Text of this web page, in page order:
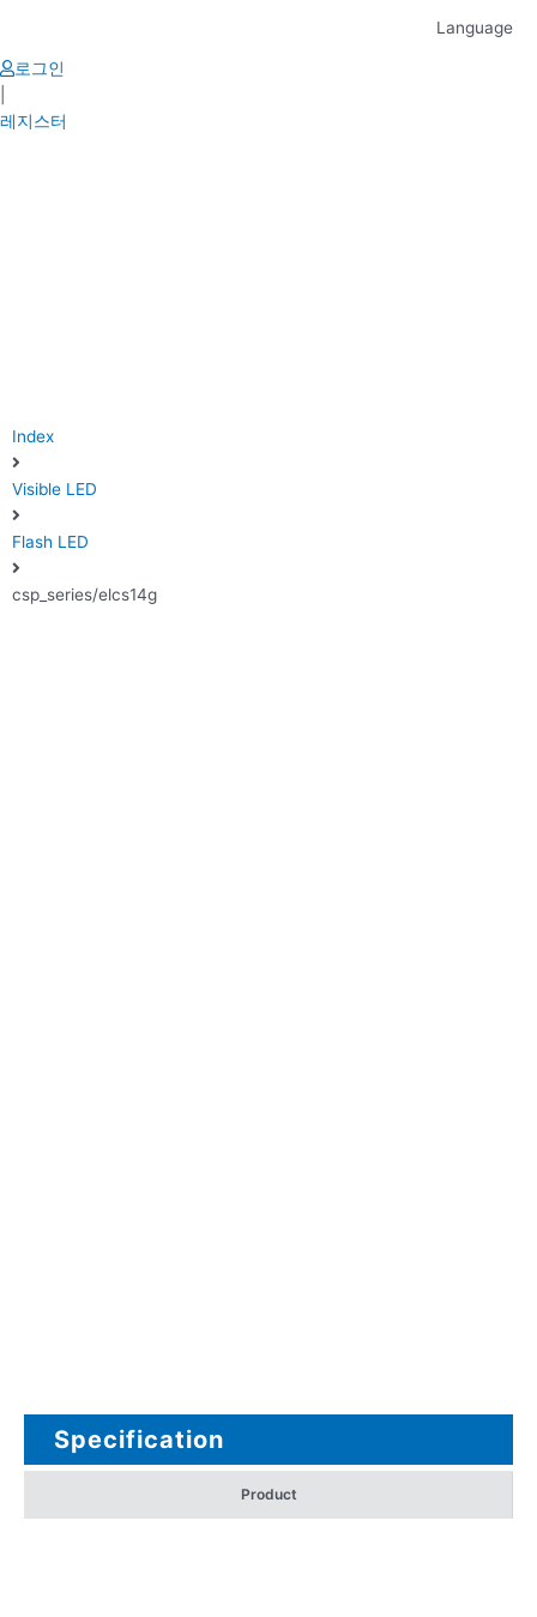
content
Language
로그인
레지스터
Index
Visible LED
Flash LED
csp_series/elcs14g
Specification
Product